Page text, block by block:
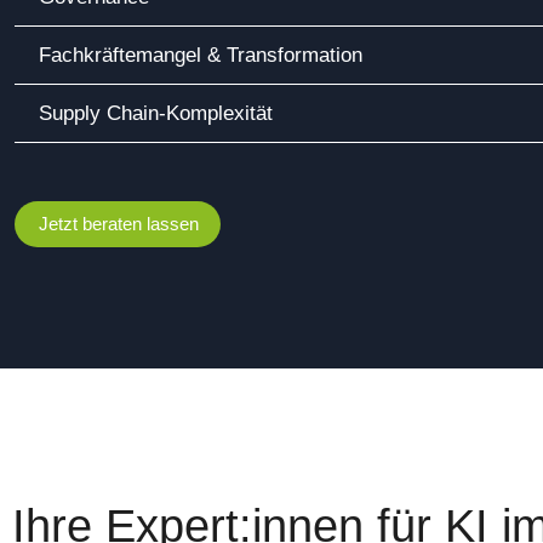
Fachkräftemangel & Transformation
Supply Chain-Komplexität
Jetzt beraten lassen
Ihre Expert:innen für KI